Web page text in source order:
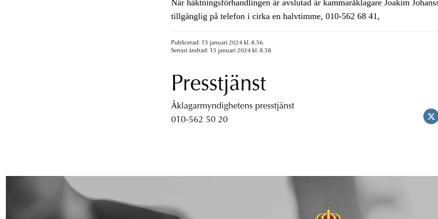
När häktningsförhandlingen är avslutad är kammaråklagare Joakim
tillgänglig på telefon i cirka en halvtimme, 010-562 68 41,
Publicerad: 15 januari 2024 kl. 8.56
Senast ändrad: 15 januari 2024 kl. 8.58
Presstjänst
Åklagarmyndighetens presstjänst
010-562 50 20